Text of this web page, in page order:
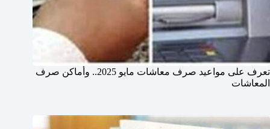
تعرف على مواعيد صرف معاشات مايو 2025.. وأماكن صرف
المعاشات